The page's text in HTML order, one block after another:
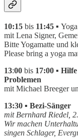
10:15 bis 11:45 ▪
mit Lena Signer,
Bitte Yogamatte und
Please bring a yoga
13:00 bis 17:00 ▪
Problemen
mit Michael Breeger
13:30 ▪ Bezi-Sänger
mit Bernhard Riedel,
Wir machen
singen Schlager,